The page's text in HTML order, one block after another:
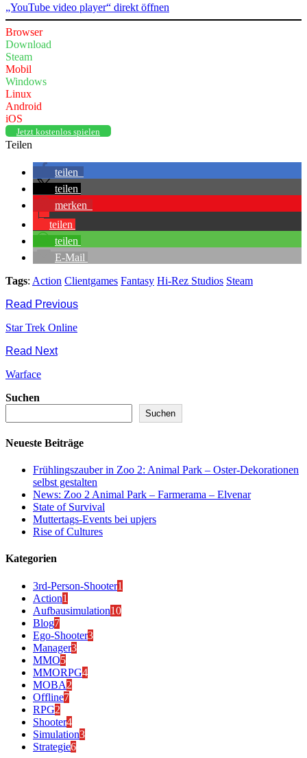
„YouTube video player“ direkt öffnen
Browser
Download
Steam
Mobil
Windows
Linux
Android
iOS
Jetzt kostenlos spielen
Teilen
teilen
teilen
merken
teilen
teilen
E-Mail
Tags: Action Clientgames Fantasy Hi-Rez Studios Steam
Read Previous
Star Trek Online
Read Next
Warface
Suchen
Suchen
Neueste Beiträge
Frühlingszauber in Zoo 2: Animal Park – Oster-Dekorationen
selbst gestalten
News: Zoo 2 Animal Park – Farmerama – Elvenar
State of Survival
Muttertags-Events bei upjers
Rise of Cultures
Kategorien
3rd-Person-Shooter1
Action1
Aufbausimulation10
Blog7
Ego-Shooter3
Manager3
MMO5
MMORPG4
MOBA2
Offline7
RPG2
Shooter4
Simulation3
Strategie6